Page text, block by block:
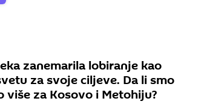
zanemarila lobiranje kao
za svoje ciljeve. Da li smo
za Kosovo i Metohiju?